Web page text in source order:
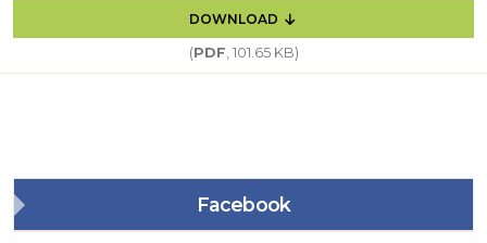
DOWNLOAD
(PDF, 101.65 KB)
Facebook